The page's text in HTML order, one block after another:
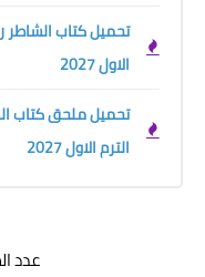
تحميل كتاب الشاطر
الاول 2027
تحميل ملحق كتاب
الترم الاول 2027
عدد